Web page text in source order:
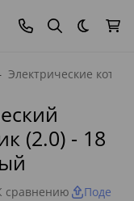
Темная
Электрические котлы
(2.0) - 18
сравнению